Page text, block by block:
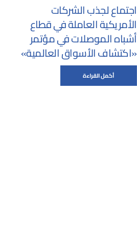
اجتماع لجذب الشركات
الأمريكية العاملة في قطاع
أشباه الموصلات في مؤتمر
«اكتشاف الأسواق العالمية»
أكمل القراءة